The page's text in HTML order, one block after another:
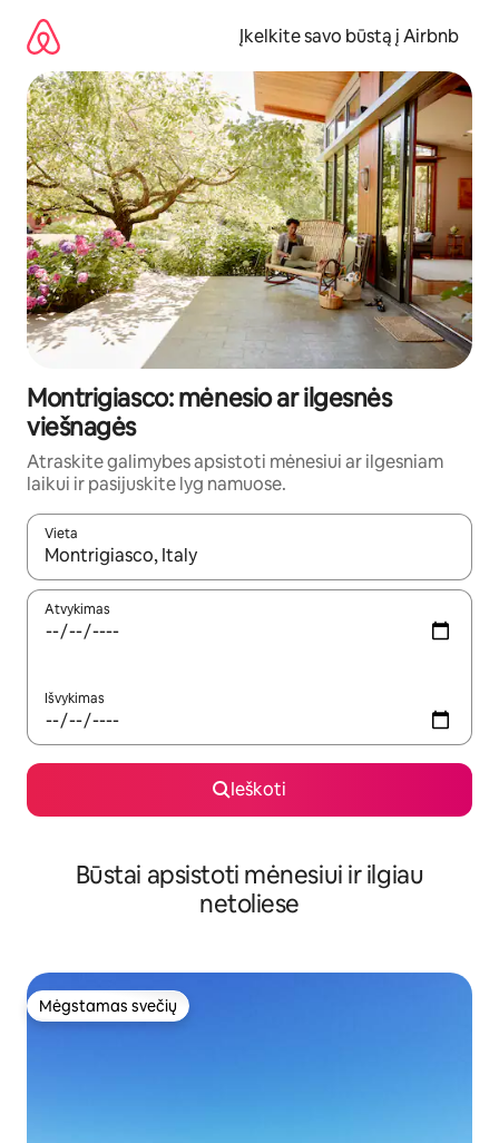
turinio
Įkelkite savo būstą į Airbnb
Montrigiasco: mėnesio ar ilgesnės
viešnagės
Atraskite galimybes apsistoti mėnesiui ar ilgesniam
laikui ir pasijuskite lyg namuose.
Vieta
Kai pasirodys paieškos rezultatai, juos naršyti galite
Atvykimas
Išvykimas
Ieškoti
Būstai apsistoti mėnesiui ir ilgiau
netoliese
Mėgstamas svečių
Mėgstamas svečių